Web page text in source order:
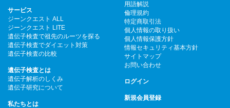
サービス
ジーンクエスト ALL
ジーンクエスト LITE
遺伝子検査で祖先のルーツを探る
遺伝子検査でダイエット対策
遺伝子検査の比較
遺伝子検査とは
遺伝子解析のしくみ
遺伝子研究について
私たちとは
用語解説
倫理規約
特定商取引法
個人情報の取り扱い
個人情報保護方針
情報セキュリティ基本方針
サイトマップ
お問い合わせ
ログイン
新規会員登録